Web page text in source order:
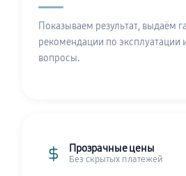
Показываем результат, выдаём
рекомендации по эксплуатации
вопросы.
Прозрачные цены
Без скрытых платежей